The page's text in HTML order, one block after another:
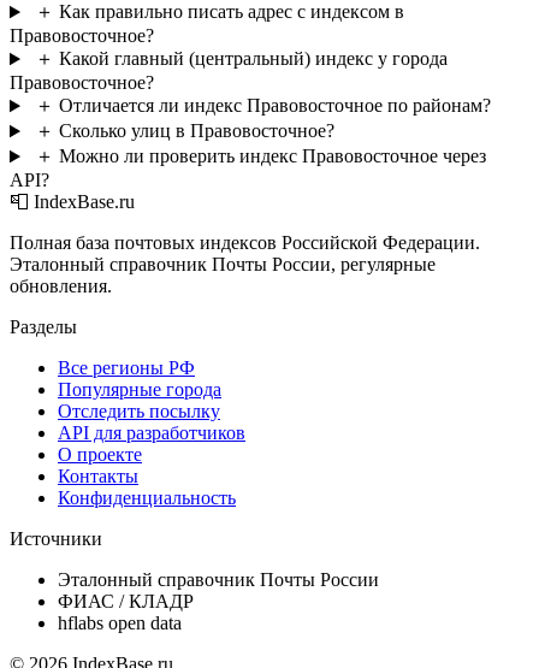
＋ Как правильно писать адрес с индексом в
Правовосточное?
＋ Какой главный (центральный) индекс у города
Правовосточное?
＋ Отличается ли индекс Правовосточное по районам?
＋ Сколько улиц в Правовосточное?
＋ Можно ли проверить индекс Правовосточное через
API?
📮 IndexBase.ru
Полная база почтовых индексов Российской Федерации.
Эталонный справочник Почты России, регулярные
обновления.
Разделы
Все регионы РФ
Популярные города
Отследить посылку
API для разработчиков
О проекте
Контакты
Конфиденциальность
Источники
Эталонный справочник Почты России
ФИАС / КЛАДР
hflabs open data